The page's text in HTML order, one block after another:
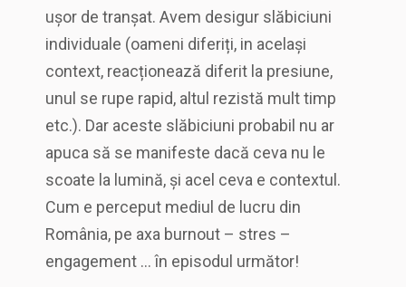
ușor de tranșat. Avem desigur slăbiciuni
individuale (oameni diferiți, in același
context, reacționează diferit la presiune,
unul se rupe rapid, altul rezistă mult timp
etc.). Dar aceste slăbiciuni probabil nu ar
apuca să se manifeste dacă ceva nu le
scoate la lumină, și acel ceva e contextul.
Cum e perceput mediul de lucru din
România, pe axa burnout – stres –
engagement … în episodul următor!